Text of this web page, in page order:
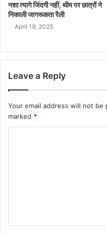
नशा त्यागे जिंदगी नहीं, थीम पर छात्रों ने
निकाली जागरूकता रैली
April 19, 2025
Leave a Reply
Your email address will not be
marked *